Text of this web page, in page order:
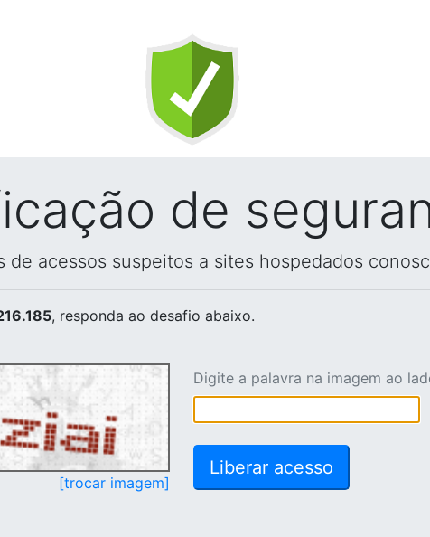
de
de acessos suspeitos a sites hospedados
, responda ao desafio abaixo.
[trocar imagem]
Digite a palavra na imagem ao